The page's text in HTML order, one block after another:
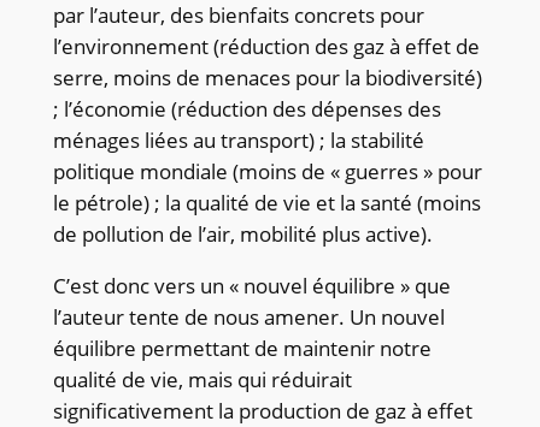
par l’auteur, des bienfaits concrets pour
l’environnement (réduction des gaz à effet de
serre, moins de menaces pour la biodiversité)
; l’économie (réduction des dépenses des
ménages liées au transport) ; la stabilité
politique mondiale (moins de « guerres » pour
le pétrole) ; la qualité de vie et la santé (moins
de pollution de l’air, mobilité plus active).
C’est donc vers un « nouvel équilibre » que
l’auteur tente de nous amener. Un nouvel
équilibre permettant de maintenir notre
qualité de vie, mais qui réduirait
significativement la production de gaz à effet